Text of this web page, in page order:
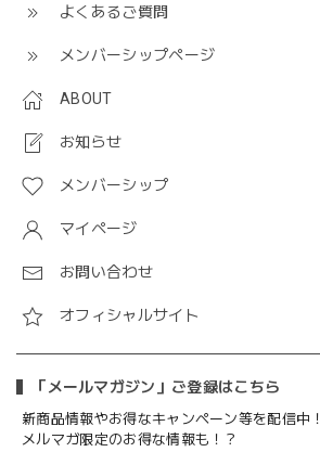
よくあるご質問
メンバーシップページ
ABOUT
お知らせ
メンバーシップ
マイページ
お問い合わせ
オフィシャルサイト
「メールマガジン」ご登録はこちら
新商品情報やお得なキャンペーン等を配信中！
メルマガ限定のお得な情報も！？